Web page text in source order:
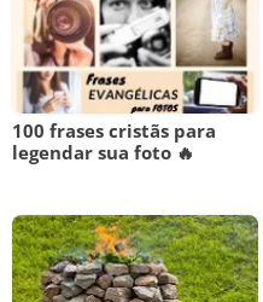
100 frases cristãs para
legendar sua foto 🔥